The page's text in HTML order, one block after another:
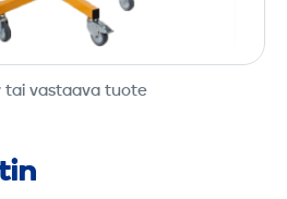
tai vastaava tuote